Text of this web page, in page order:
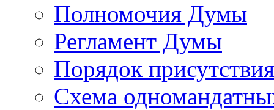
Полномочия Думы
Регламент Думы
Порядок
Схема